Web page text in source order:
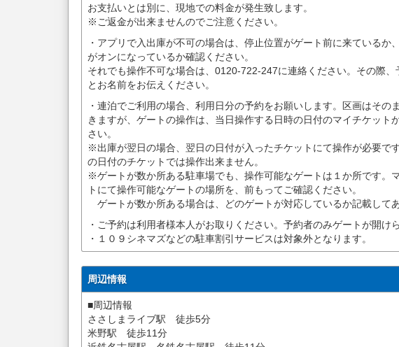
お支払いとは別に、現地での料金が発生致します。
※ご返金が出来ませんのでご注意ください。
・アプリで入出庫が不可の場合は、停止位置がゲート前に来ているか
がオンになっているか確認ください。
それでも操作不可な場合は、0120-722-247に連絡ください。その際、
とお名前をお伝えください。
・連泊でご利用の場合、利用日分の予約をお願いします。区画はその
きますが、ゲートの操作は、当日操作する日時の日付のマイチケット
さい。
※出庫が翌日の場合、翌日の日付が入ったチケットにて操作が必要で
の日付のチケットでは操作出来ません。
※ゲートが数か所ある駐車場でも、操作可能なゲートは１か所です。
トにて操作可能なゲートの場所を、前もってご確認ください。
ゲートが数か所ある場合は、どのゲートが対応しているか記載してあ
・ご予約は利用者様本人がお取りください。予約者のみゲートが開け
・１０９シネマズなどの駐車割引サービスは対象外となります。
周辺情報
■周辺情報
ささしまライブ駅 徒歩5分
米野駅 徒歩11分